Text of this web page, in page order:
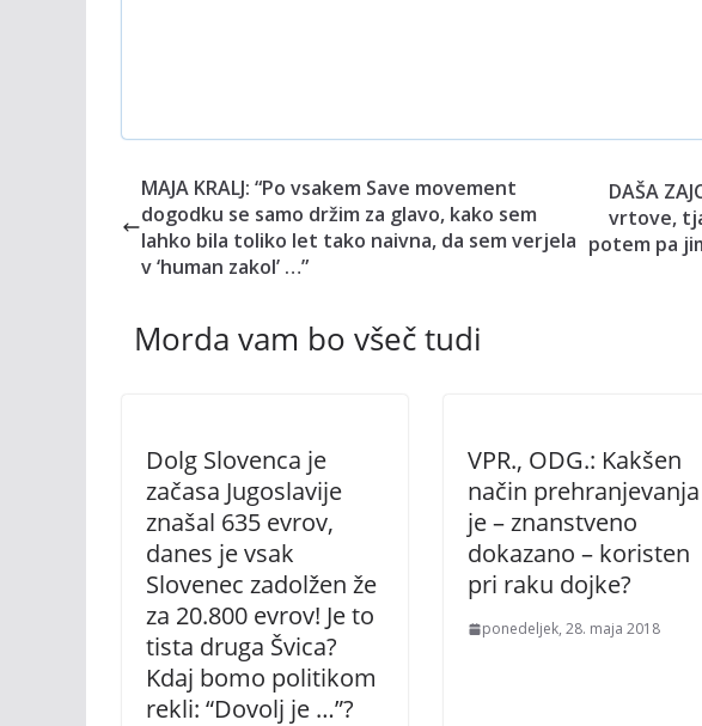
MAJA KRALJ: “Po vsakem Save movement
dogodku se samo držim za glavo, kako sem
lahko bila toliko let tako naivna, da sem verjela
v ‘human zakol’ …”
DAŠA
vrtove,
potem pa
Morda vam bo všeč tudi
Dolg Slovenca je
začasa Jugoslavije
znašal 635 evrov,
danes je vsak
Slovenec zadolžen že
za 20.800 evrov! Je to
tista druga Švica?
Kdaj bomo politikom
rekli: “Dovolj je …”?
VPR., ODG.: Kakšen
način prehranjevanja
je – znanstveno
dokazano – koristen
pri raku dojke?
ponedeljek, 28. maja 2018